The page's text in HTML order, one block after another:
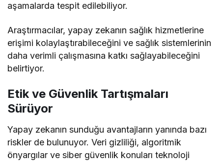
aşamalarda tespit edilebiliyor.
Araştırmacılar, yapay zekanın sağlık hizmetlerine
erişimi kolaylaştırabileceğini ve sağlık sistemlerinin
daha verimli çalışmasına katkı sağlayabileceğini
belirtiyor.
Etik ve Güvenlik Tartışmaları
Sürüyor
Yapay zekanın sunduğu avantajların yanında bazı
riskler de bulunuyor. Veri gizliliği, algoritmik
önyargılar ve siber güvenlik konuları teknoloji